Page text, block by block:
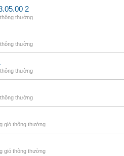
2
thường
thường
thường
thường
gió thông thường
gió thông thường